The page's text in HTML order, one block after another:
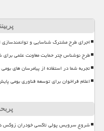
اجرای طرح مشترک شناسایی و توانمندسازی
طرح نوشناس چتر حمایت معاونت علمی
تجربه شما در استفاده از پیامرسان های
اعلام فراخوان برای توسعه فناوری بومی
شروع سرویس پولی تاکسی خودران زوکس